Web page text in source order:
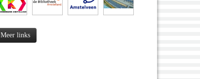
Meer links